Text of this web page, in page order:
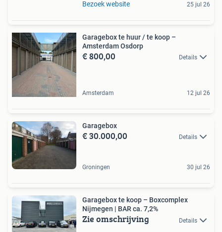
Bezoek website 25 jul 26
Garagebox te huur / te koop –
Amsterdam Osdorp
€ 800,00 Details
Amsterdam 12 jul 26
Garagebox
€ 30.000,00 Details
Groningen 30 jul 26
Garagebox te koop – Boxcomplex
Nijmegen | BAR ca. 7,2%
Zie omschrijving Details